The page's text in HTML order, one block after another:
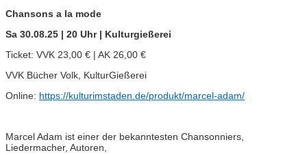
Chansons a la mode
Sa 30.08.25 | 20 Uhr | Kulturgießerei
Ticket: VVK 23,00 € | AK 26,00 €
VVK Bücher Volk, KulturGießerei
Online: https://kulturimstaden.de/produkt/marcel-adam/
Marcel Adam ist einer der bekanntesten Chansonniers,
Liedermacher, Autoren,